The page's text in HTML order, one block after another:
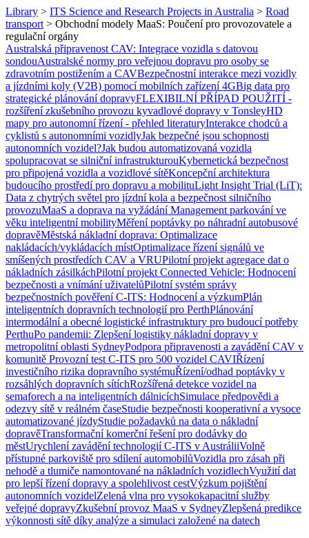
Library > ITS Science and Research Projects in Australia > Road
transport > Obchodní modely MaaS: Poučení pro provozovatele a
regulační orgány
Australská připravenost CAV: Integrace vozidla s datovou
sondouAustralské normy pro veřejnou dopravu pro osoby se
zdravotním postižením a CAVBezpečnostní interakce mezi vozidly
a jízdními koly (V2B) pomocí mobilních zařízení 4GBig data pro
strategické plánování dopravyFLEXIBILNÍ PŘÍPAD POUŽITÍ -
rozšíření zkušebního provozu kyvadlové dopravy v TonsleyHD
mapy pro autonomní řízení - přehled literaturyInterakce chodců a
cyklistů s autonomními vozidlyJak bezpečné jsou schopnosti
autonomních vozidel?Jak budou automatizovaná vozidla
spolupracovat se silniční infrastrukturouKybernetická bezpečnost
pro připojená vozidla a vozidlové sítěKoncepční architektura
budoucího prostředí pro dopravu a mobilituLight Insight Trial (LiT):
Data z chytrých světel pro jízdní kola a bezpečnost silničního
provozuMaaS a doprava na vyžádáníManagement parkování ve
věku inteligentní mobilityMěření poptávky po náhradní autobusové
dopravěMěstská nákladní doprava: Optimalizace
nakládacích/vykládacích místOptimalizace řízení signálů ve
smíšených prostředích CAV a VRUPilotní projekt agregace dat o
nákladních zásilkáchPilotní projekt Connected Vehicle: Hodnocení
bezpečnosti a vnímání uživatelůPilotní systém správy
bezpečnostních pověření C-ITS: Hodnocení a výzkumPlán
inteligentních dopravních technologií pro PerthPlánování
intermodální a obecné logistické infrastruktury pro budoucí potřeby
PerthuPo pandemii: Zlepšení logistiky nákladní dopravy v
metropolitní oblasti SydneyPodpora připravenosti a zavádění CAV v
komunitě Provozní test C-ITS pro 500 vozidel CAVIŘízení
investičního rizika dopravního systémuŘízení/odhad poptávky v
rozsáhlých dopravních sítíchRozšířená detekce vozidel na
semaforech a na inteligentních dálnicíchSimulace předpovědi a
odezvy sítě v reálném časeStudie bezpečnosti kooperativní a vysoce
automatizované jízdyStudie požadavků na data o nákladní
dopravěTransformační komerční řešení pro dodávky do
městUrychlení zavádění technologií C-ITS v AustráliiVolně
přístupné parkoviště pro sdílení automobilůVozidla pro zásah při
nehodě a tlumiče namontované na nákladních vozidlechVyužití dat
pro lepší řízení dopravy a spolehlivost cestVýzkum pojištění
autonomních vozidelZelená vlna pro vysokokapacitní služby
veřejné dopravyZkušební provoz MaaS v SydneyZlepšená predikce
výkonnosti sítě díky analýze a simulaci založené na datech